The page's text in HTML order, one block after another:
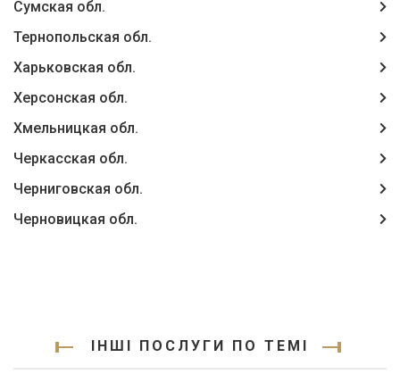
Сумская обл.
Тернопольская обл.
Харьковская обл.
Херсонская обл.
Хмельницкая обл.
Черкасская обл.
Черниговская обл.
Черновицкая обл.
ІНШІ ПОСЛУГИ ПО ТЕМІ